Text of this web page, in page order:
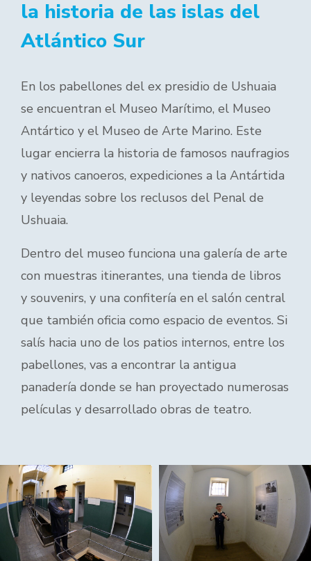
la historia de las islas del
Atlántico Sur
En los pabellones del ex presidio de Ushuaia
se encuentran el Museo Marítimo, el Museo
Antártico y el Museo de Arte Marino. Este
lugar encierra la historia de famosos naufragios
y nativos canoeros, expediciones a la Antártida
y leyendas sobre los reclusos del Penal de
Ushuaia.
Dentro del museo funciona una galería de arte
con muestras itinerantes, una tienda de libros
y souvenirs, y una confitería en el salón central
que también oficia como espacio de eventos. Si
salís hacia uno de los patios internos, entre los
pabellones, vas a encontrar la antigua
panadería donde se han proyectado numerosas
películas y desarrollado obras de teatro.